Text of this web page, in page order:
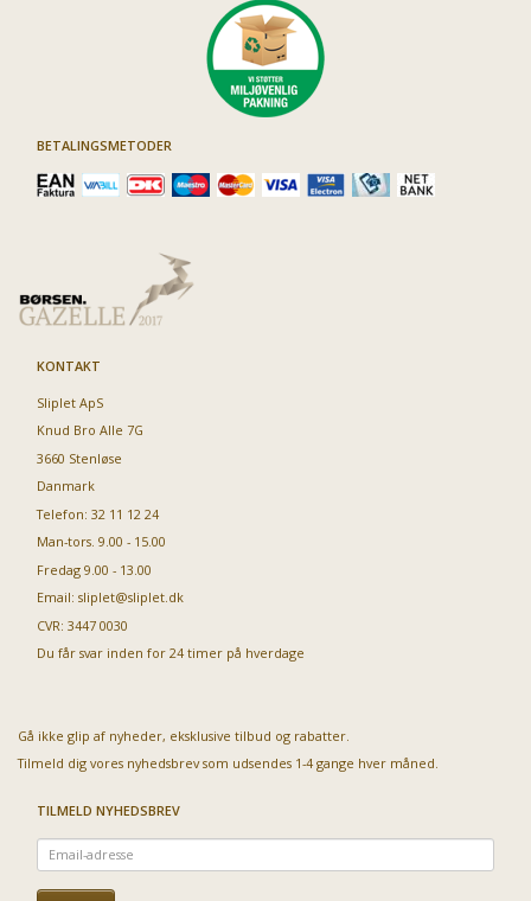
BETALINGSMETODER
KONTAKT
Sliplet ApS
Knud Bro Alle 7G
3660 Stenløse
Danmark
Telefon: 32 11 12 24
Man-tors. 9.00 - 15.00
Fredag 9.00 - 13.00
Email: sliplet@sliplet.dk
CVR: 3447 0030
Du får svar inden for 24 timer på hverdage
Gå ikke glip af nyheder, eksklusive tilbud og rabatter.
Tilmeld dig vores nyhedsbrev som udsendes 1-4 gange hver måned.
TILMELD NYHEDSBREV
Email-
adresse